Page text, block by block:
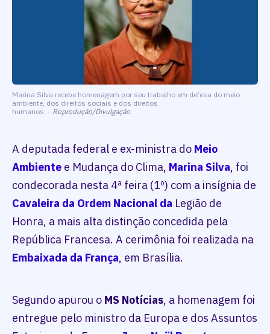
Marina Silva recebe homenagem por seu trabalho em defesa do meio
ambiente, dos direitos sociais e dos direitos
humanos. - Reprodução/Divulgação
A deputada federal e ex-ministra do Meio
Ambiente e Mudança do Clima, Marina Silva, foi
condecorada nesta 4ª feira (1º) com a insígnia de
Cavaleira da Ordem Nacional da Legião de
Honra, a mais alta distinção concedida pela
República Francesa. A cerimônia foi realizada na
Embaixada da França, em Brasília.
Segundo apurou o MS Notícias, a homenagem foi
entregue pelo ministro da Europa e dos Assuntos